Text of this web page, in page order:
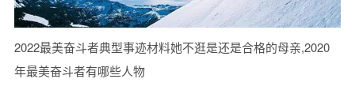
2022最美奋斗者典型事迹材料她不逛是还是合格的母亲,2020
年最美奋斗者有哪些人物